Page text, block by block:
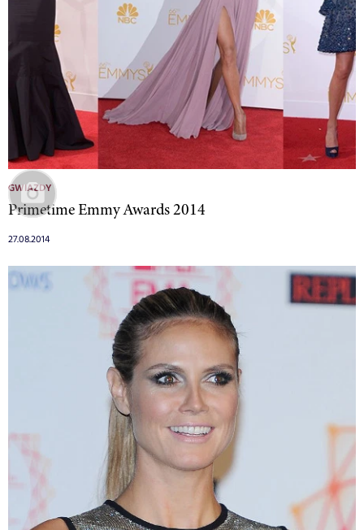
GWIAZDY
Primetime Emmy Awards 2014
27.08.2014